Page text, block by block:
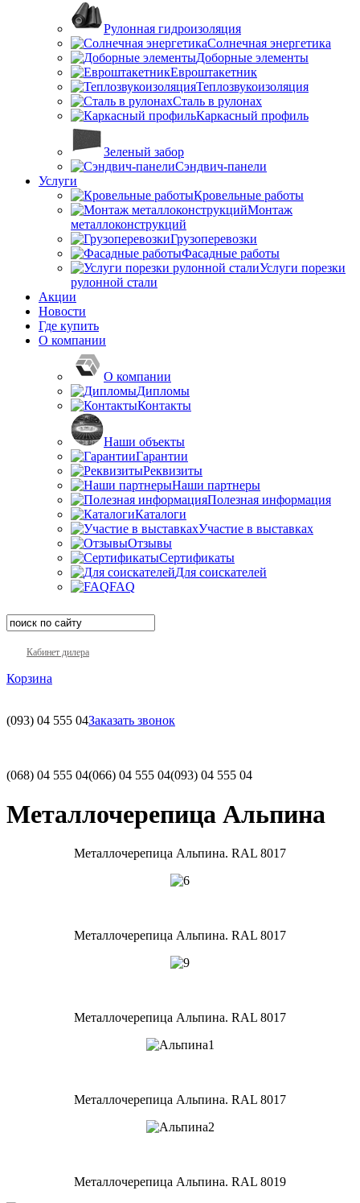
Рулонная гидроизоляция
Солнечная энергетика
Доборные элементы
Евроштакетник
Теплозвукоизоляция
Сталь в рулонах
Каркасный профиль
Зеленый забор
Сэндвич-панели
Услуги
Кровельные работы
Монтаж
металлоконструкций
Грузоперевозки
Фасадные работы
Услуги порезки
рулонной стали
Акции
Новости
Где купить
О компании
О компании
Дипломы
Контакты
Наши объекты
Гарантии
Реквизиты
Наши партнеры
Полезная информация
Каталоги
Участие в выставках
Отзывы
Сертификаты
Для соискателей
FAQ
Кабинет дилера
Корзина
(093) 04 555 04Заказать звонок
(068) 04 555 04(066) 04 555 04(093) 04 555 04
Металлочерепица Альпина
Металлочерепица Альпина. RAL 8017
Металлочерепица Альпина. RAL 8017
Металлочерепица Альпина. RAL 8017
Металлочерепица Альпина. RAL 8017
Металлочерепица Альпина. RAL 8019